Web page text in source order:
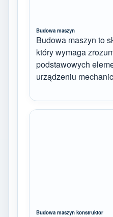
Budowa maszyn
Budowa maszyn to
który wymaga
podstawowych
urządzeniu
Budowa maszyn konstruktor